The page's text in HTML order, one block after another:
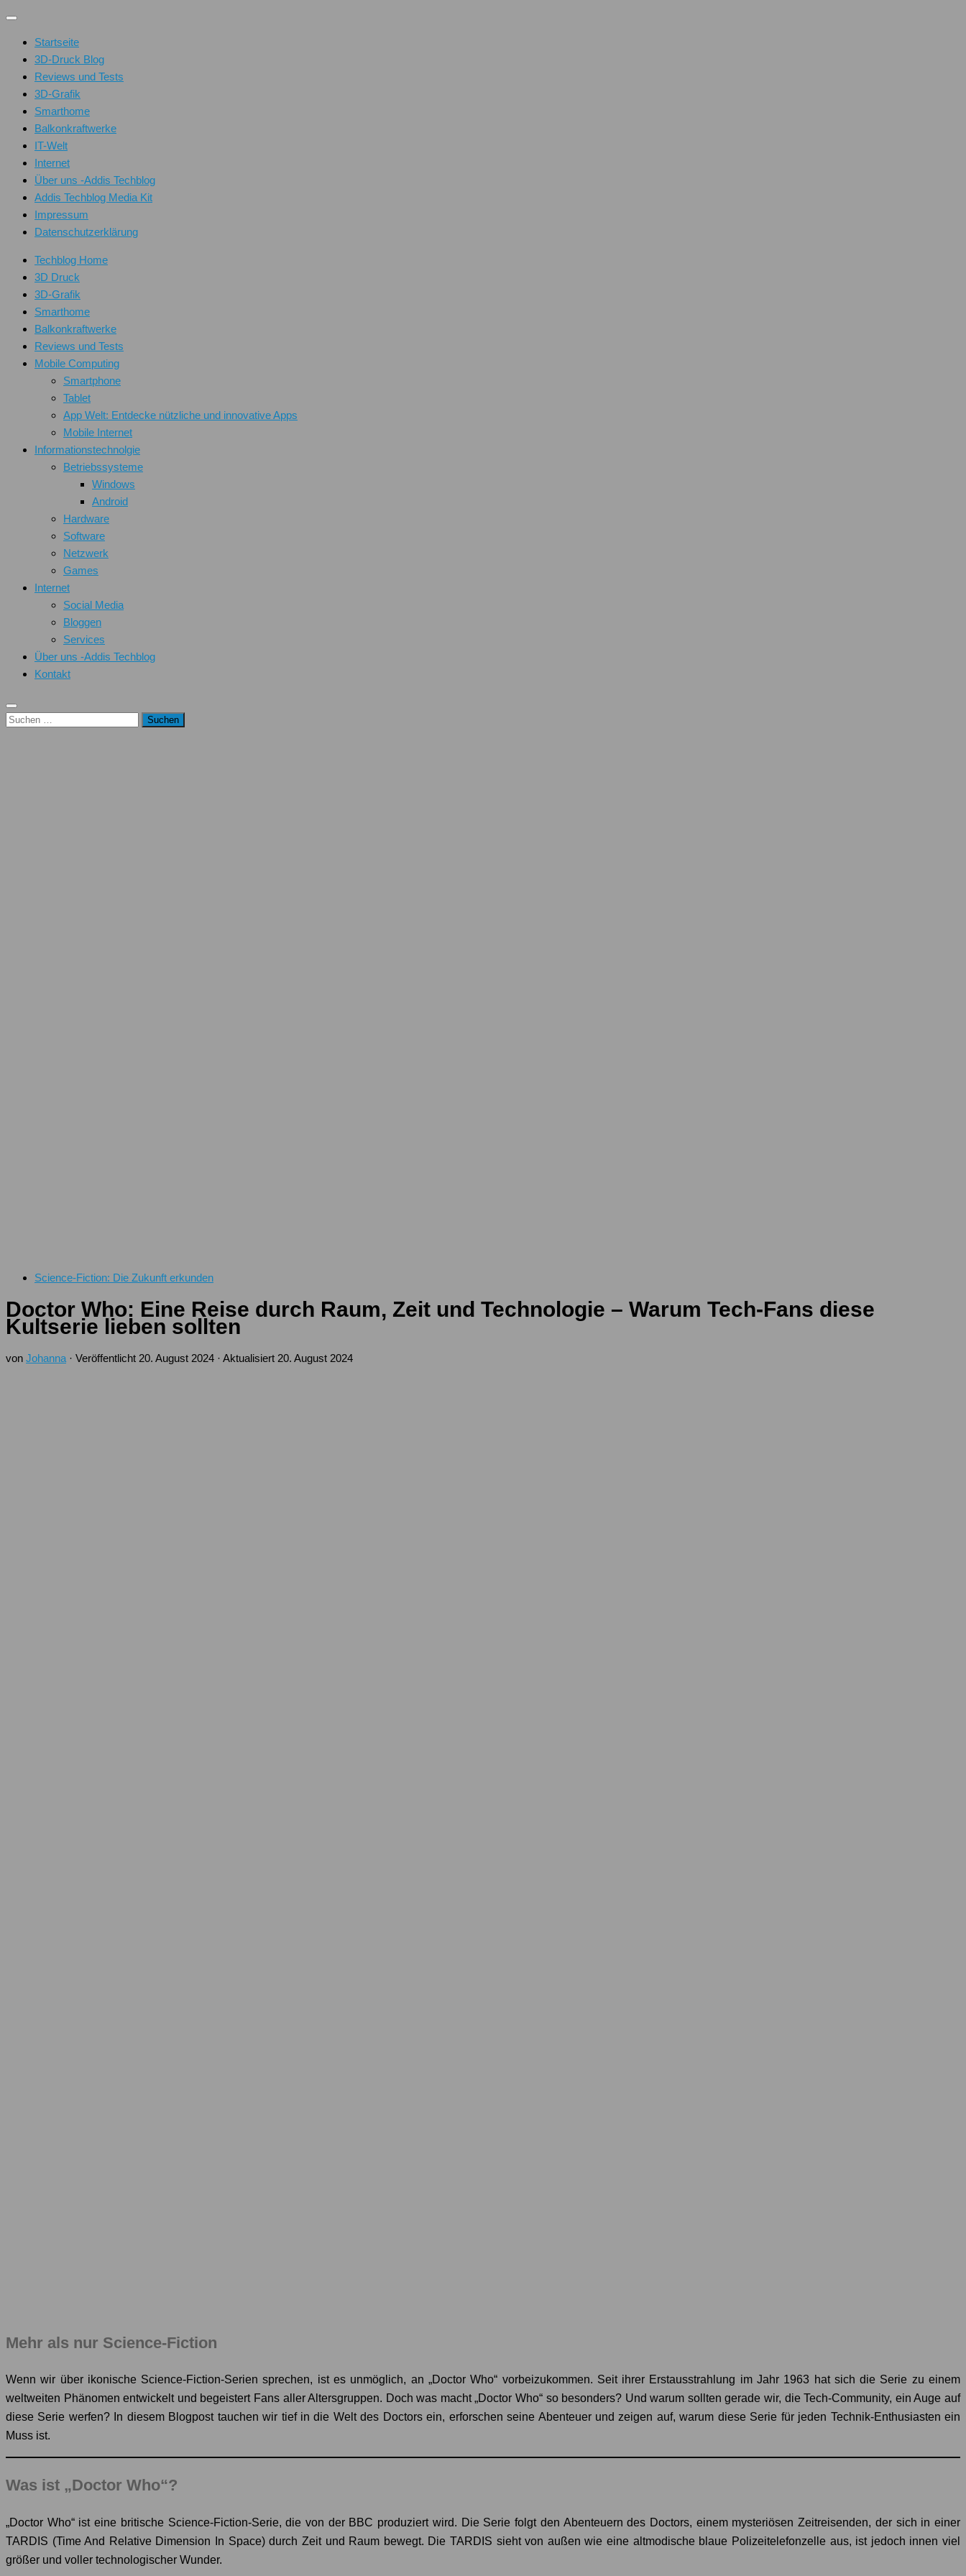
Unter
Inhalt
Startseite
3D-Druck Blog
Reviews und Tests
3D-Grafik
Smarthome
Balkonkraftwerke
IT-Welt
Internet
Über uns -Addis Techblog
Addis Techblog Media Kit
Impressum
Datenschutzerklärung
Techblog Home
3D Druck
3D-Grafik
Smarthome
Balkonkraftwerke
Reviews und Tests
Mobile Computing
Smartphone
Tablet
App Welt: Entdecke nützliche und innovative Apps
Mobile Internet
Informationstechnolgie
Betriebssysteme
Windows
Android
Hardware
Software
Netzwerk
Games
Internet
Social Media
Bloggen
Services
Über uns -Addis Techblog
Kontakt
Suchen
Science-Fiction: Die Zukunft erkunden
Doctor Who: Eine Reise durch Raum, Zeit und Technologie – Warum Tech-Fans diese
Kultserie lieben sollten
von Johanna · Veröffentlicht 20. August 2024 · Aktualisiert 20. August 2024
Mehr als nur Science-Fiction
Wenn wir über ikonische Science-Fiction-Serien sprechen, ist es unmöglich, an „Doctor Who“ vorbeizukommen. Seit ihrer Erstausstrahlung im Jahr 1963 hat sich die Serie zu einem
weltweiten Phänomen entwickelt und begeistert Fans aller Altersgruppen. Doch was macht „Doctor Who“ so besonders? Und warum sollten gerade wir, die Tech-Community, ein Auge auf
diese Serie werfen? In diesem Blogpost tauchen wir tief in die Welt des Doctors ein, erforschen seine Abenteuer und zeigen auf, warum diese Serie für jeden Technik-Enthusiasten ein
Muss ist.
Was ist „Doctor Who“?
„Doctor Who“ ist eine britische Science-Fiction-Serie, die von der BBC produziert wird. Die Serie folgt den Abenteuern des Doctors, einem mysteriösen Zeitreisenden, der sich in einer
TARDIS (Time And Relative Dimension In Space) durch Zeit und Raum bewegt. Die TARDIS sieht von außen wie eine altmodische blaue Polizeitelefonzelle aus, ist jedoch innen viel
größer und voller technologischer Wunder.